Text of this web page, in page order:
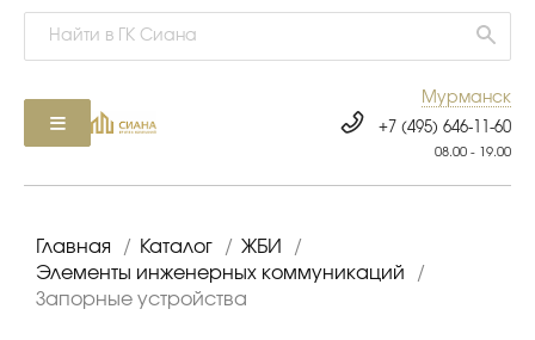
Мурманск
+7 (495) 646-11-60
08.00 - 19.00
Главная / Каталог / ЖБИ
/
Элементы инженерных коммуникаций
/
Запорные устройства